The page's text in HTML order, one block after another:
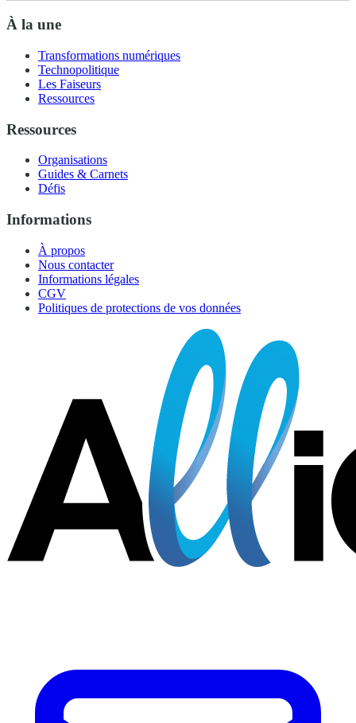
À la une
Transformations numériques
Technopolitique
Les Faiseurs
Ressources
Ressources
Organisations
Guides & Carnets
Défis
Informations
À propos
Nous contacter
Informations légales
CGV
Politiques de protections de vos données